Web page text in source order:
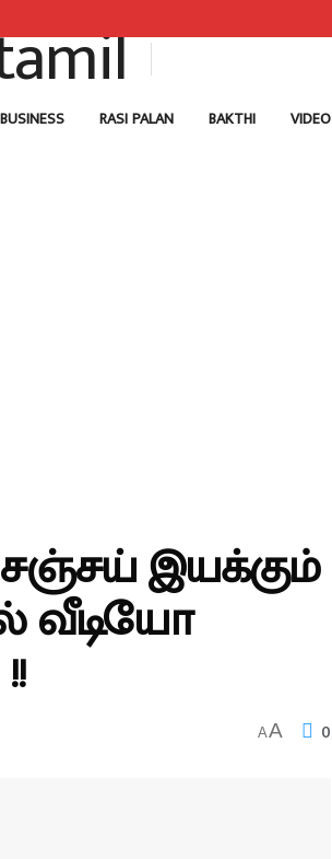
BUSINESS RASI PALAN BAKTHI VIDEO
இயக்கும்
வீடியோ
AA 0